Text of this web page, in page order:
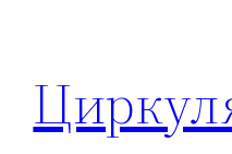
содержимому